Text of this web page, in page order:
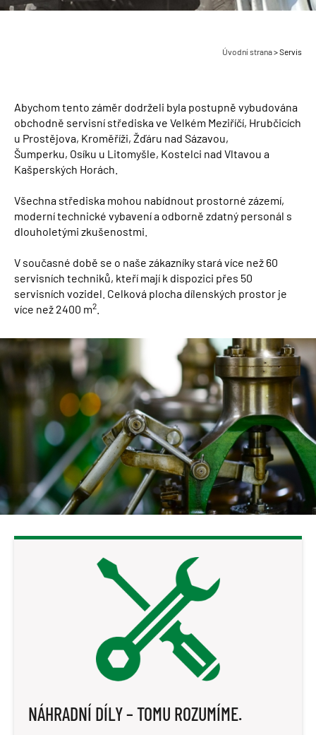
Úvodní strana>Servis
Abychom tento záměr dodrželi byla postupně vybudována
obchodně servisní střediska ve Velkém Meziříčí, Hrubčicích
u Prostějova, Kroměříži, Žďáru nad Sázavou,
Šumperku, Osíku u Litomyšle, Kostelci nad Vltavou a
Kašperských Horách.
Všechna střediska mohou nabídnout prostorné zázemí,
moderní technické vybavení a odborně zdatný personál s
dlouholetými zkušenostmi.
V současné době se o naše zákazníky stará více než 60
servisních techniků, kteří mají k dispozici přes 50
servisních vozidel. Celková plocha dílenských prostor je
více než 2400 m2
NÁHRADNÍ DÍLY – TOMU ROZUMÍME.